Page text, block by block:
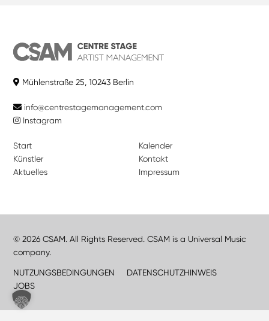
Mühlenstraße 25, 10243 Berlin
info@centrestagemanagement.com
Instagram
Start
Künstler
Aktuelles
Kalender
Kontakt
Impressum
© 2026 CSAM. All Rights Reserved. CSAM is a Universal Music
company.
NUTZUNGSBEDINGUNGEN
DATENSCHUTZHINWEIS
JOBS